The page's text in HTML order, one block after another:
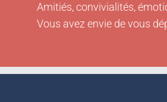
Amitiés, convivialités,
Vous avez envie de vous